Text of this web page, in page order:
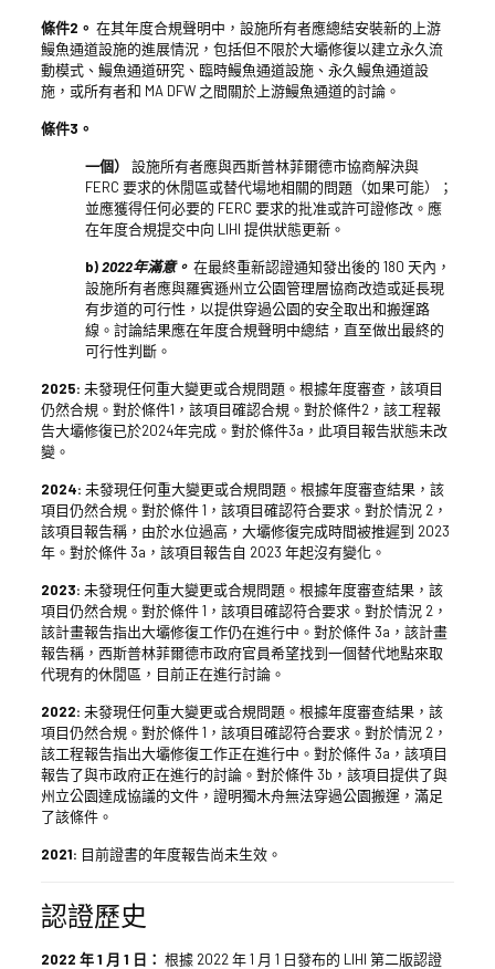
條件2。 在其年度合規聲明中，設施所有者應總結安裝新的上游
鰻魚通道設施的進展情況，包括但不限於大壩修復以建立永久流
動模式、鰻魚通道研究、臨時鰻魚通道設施、永久鰻魚通道設
施，或所有者和 MA DFW 之間關於上游鰻魚通道的討論。
條件3。
一個）
設施所有者應與西斯普林菲爾德市協商解決與
FERC 要求的休閒區或替代場地相關的問題（如果可能）；
並應獲得任何必要的 FERC 要求的批准或許可證修改。應
在年度合規提交中向 LIHI 提供狀態更新。
b)2022年滿意。 在最終重新認證通知發出後的 180 天內，
設施所有者應與羅賓遜州立公園管理層協商改造或延長現
有步道的可行性，以提供穿過公園的安全取出和搬運路
線。討論結果應在年度合規聲明中總結，直至做出最終的
可行性判斷。
2025: 未發現任何重大變更或合規問題。根據年度審查，該項目
仍然合規。對於條件1，該項目確認合規。對於條件2，該工程報
告大壩修復已於2024年完成。對於條件3a，此項目報告狀態未改
變。
2024: 未發現任何重大變更或合規問題。根據年度審查結果，該
項目仍然合規。對於條件 1，該項目確認符合要求。對於情況 2，
該項目報告稱，由於水位過高，大壩修復完成時間被推遲到 2023
年。對於條件 3a，該項目報告自 2023 年起沒有變化。
2023: 未發現任何重大變更或合規問題。根據年度審查結果，該
項目仍然合規。對於條件 1，該項目確認符合要求。對於情況 2，
該計畫報告指出大壩修復工作仍在進行中。對於條件 3a，該計畫
報告稱，西斯普林菲爾德市政府官員希望找到一個替代地點來取
代現有的休閒區，目前正在進行討論。
2022: 未發現任何重大變更或合規問題。根據年度審查結果，該
項目仍然合規。對於條件 1，該項目確認符合要求。對於情況 2，
該工程報告指出大壩修復工作正在進行中。對於條件 3a，該項目
報告了與市政府正在進行的討論。對於條件 3b，該項目提供了與
州立公園達成協議的文件，證明獨木舟無法穿過公園搬運，滿足
了該條件。
2021: 目前證書的年度報告尚未生效。
認證歷史
2022 年 1 月 1 日： 根據 2022 年 1 月 1 日發布的 LIHI 第二版認證